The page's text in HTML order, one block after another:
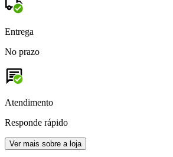
Entrega
No prazo
Atendimento
Responde rápido
Ver mais sobre a loja